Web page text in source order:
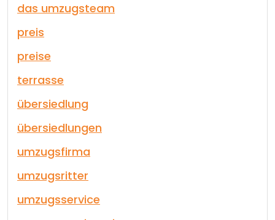
das umzugsteam
preis
preise
terrasse
übersiedlung
übersiedlungen
umzugsfirma
umzugsritter
umzugsservice